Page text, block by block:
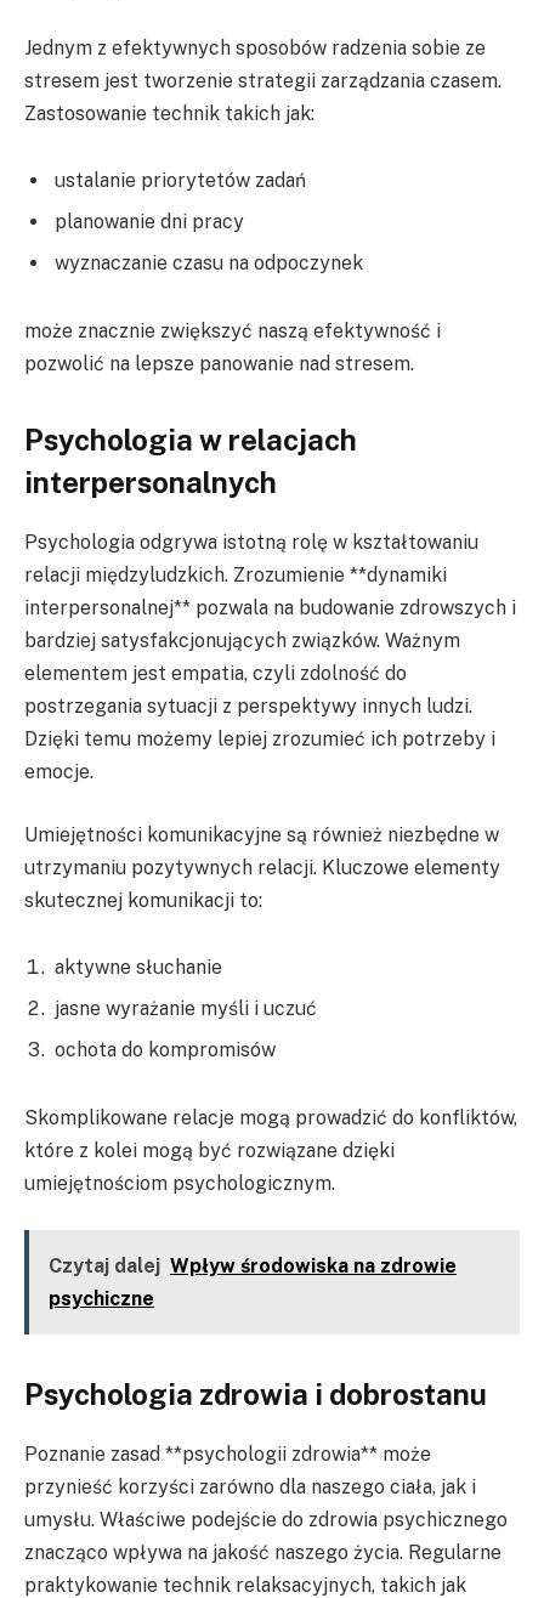
Jednym z efektywnych sposobów radzenia sobie ze
stresem jest tworzenie strategii zarządzania czasem.
Zastosowanie technik takich jak:
ustalanie priorytetów zadań
planowanie dni pracy
wyznaczanie czasu na odpoczynek
może znacznie zwiększyć naszą efektywność i
pozwolić na lepsze panowanie nad stresem.
Psychologia w relacjach
interpersonalnych
Psychologia odgrywa istotną rolę w kształtowaniu
relacji międzyludzkich. Zrozumienie **dynamiki
interpersonalnej** pozwala na budowanie zdrowszych i
bardziej satysfakcjonujących związków. Ważnym
elementem jest empatia, czyli zdolność do
postrzegania sytuacji z perspektywy innych ludzi.
Dzięki temu możemy lepiej zrozumieć ich potrzeby i
emocje.
Umiejętności komunikacyjne są również niezbędne w
utrzymaniu pozytywnych relacji. Kluczowe elementy
skutecznej komunikacji to:
aktywne słuchanie
jasne wyrażanie myśli i uczuć
ochota do kompromisów
Skomplikowane relacje mogą prowadzić do konfliktów,
które z kolei mogą być rozwiązane dzięki
umiejętnościom psychologicznym.
Czytaj dalej Wpływ środowiska na zdrowie
psychiczne
Psychologia zdrowia i dobrostanu
Poznanie zasad **psychologii zdrowia** może
przynieść korzyści zarówno dla naszego ciała, jak i
umysłu. Właściwe podejście do zdrowia psychicznego
znacząco wpływa na jakość naszego życia. Regularne
praktykowanie technik relaksacyjnych, takich jak